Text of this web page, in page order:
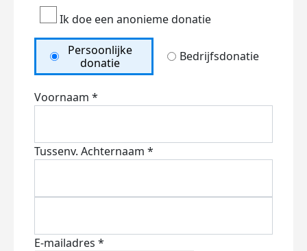
Ik doe een anonieme donatie
Persoonlijke
donatie
Bedrijfsdonatie
Voornaam *
Tussenv. Achternaam *
E-mailadres *